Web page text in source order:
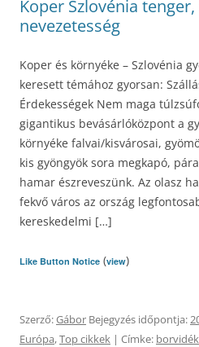
Koper Szlovénia
nevezetesség
Koper és környéke – Szlovénia
keresett témához gyorsan:
Érdekességek Nem maga
gigantikus bevásárlóközpont a
környéke falvai/kisvárosai,
kis gyöngyök sora megkapó,
hamar észreveszünk. Az olasz
fekvő város az ország
kereskedelmi […]
Like Button Notice (view)
Szerző:Gábor Bejegyzés időpontja:
Európa,Top cikkek | Címke: borvidék